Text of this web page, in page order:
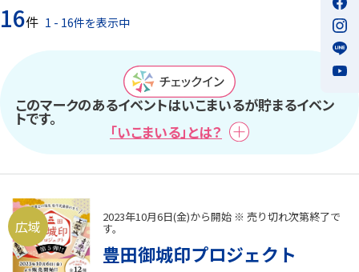
16件 1 - 16件を表示中
このマークのあるイベントはいこまいるが貯まるイベン
トです。
「いこまいる」とは？
広域
2023年10月6日(金)から開始 ※ 売り切れ次第終了で
す。
豊田御城印プロジェクト